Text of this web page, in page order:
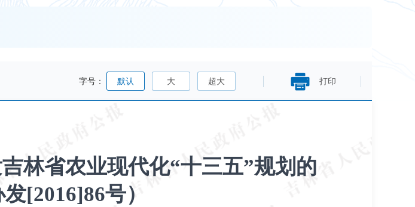
打印
字号： 默认 大 超大
林省农业现代化“十三五”规划的
[2016]86号）